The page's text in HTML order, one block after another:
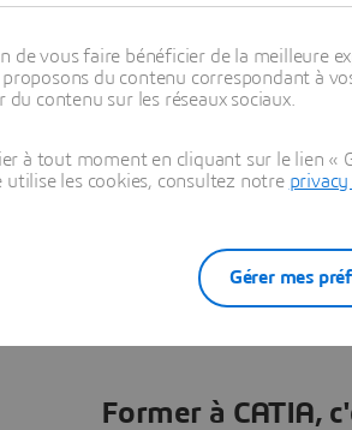
pédagogiques
acquises.
Former à CATIA,
vous faire bénéficier de la meilleure
du contenu correspondant à
contenu sur les réseaux sociaux.
à tout moment en cliquant sur le lien «
les cookies, consultez notre
Gérer mes